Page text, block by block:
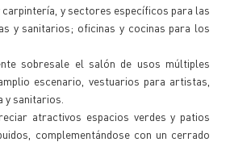
carpintería, y sectores específicos para las
y sanitarios; oficinas y cocinas para los
sobresale el salón de usos múltiples
escenario, vestuarios para artistas,
y sanitarios.
atractivos espacios verdes y patios
complementándose con un cerrado